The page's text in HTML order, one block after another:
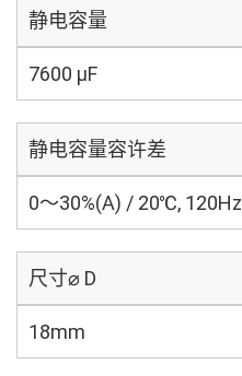
静电容量
7600 µF
静电容量容许差
0～30%(A) / 20℃, 120Hz
尺寸⌀ D
18mm